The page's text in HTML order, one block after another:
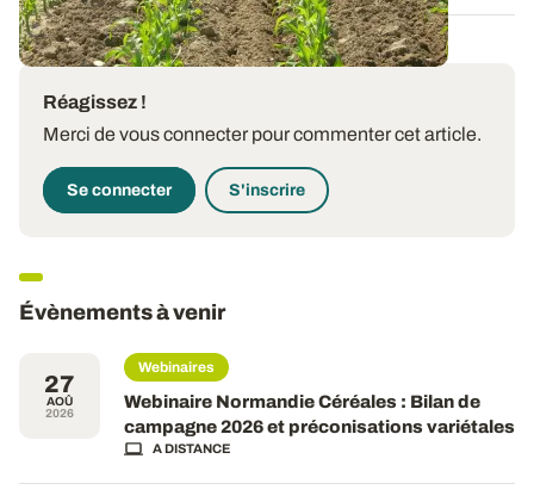
Réagissez !
Merci de vous connecter pour commenter cet article.
Se connecter S'inscrire
Évènements à venir
27
AOÛ
2026
Webinaires
Webinaire Normandie Céréales : Bilan de
campagne 2026 et préconisations variétales
A DISTANCE